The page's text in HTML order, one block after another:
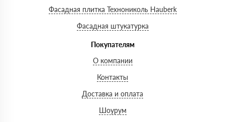
Фасадная плитка Технониколь Hauberk
Фасадная штукатурка
Покупателям
О компании
Контакты
Доставка и оплата
Шоурум